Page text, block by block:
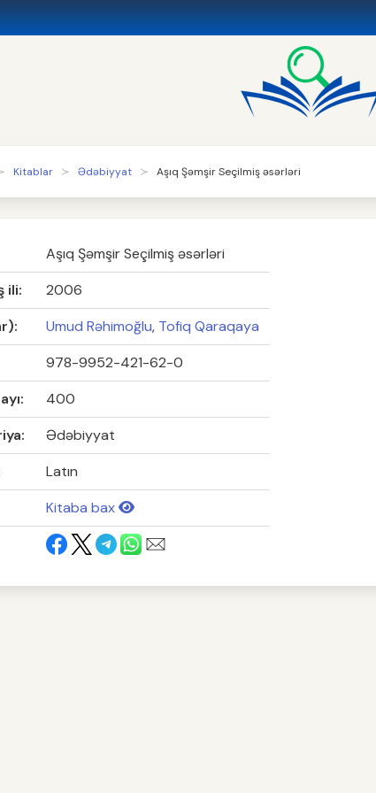
Kitablar Ədəbiyyat Aşıq Şəmşir Seçilmiş əsərləri
Aşıq Şəmşir Seçilmiş əsərləri
ili:
2006
Umud Rəhimoğlu, Tofiq Qaraqaya
978-9952-421-62-0
400
Ədəbiyyat
Latın
Kitaba bax